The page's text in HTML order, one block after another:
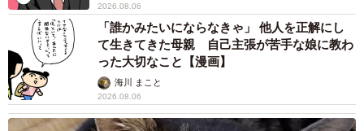
2026.08.06
「誰かみたいにならなきゃ」 他人を正解にし
て生きてきた母親 自己主張が苦手な娘に教わ
った大切なこと【漫画】
海川 まこと
2026.08.06